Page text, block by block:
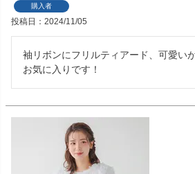
購入者
投稿日 2024/11/05
袖リボンにフリルティアード、可愛い
お気に入りです！